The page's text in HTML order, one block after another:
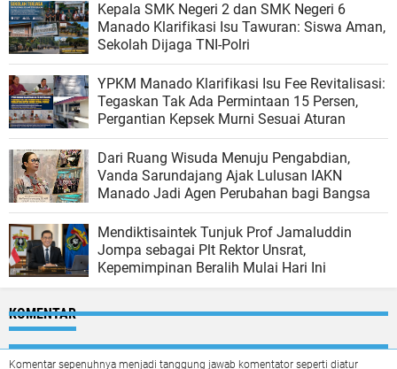
Kepala SMK Negeri 2 dan SMK Negeri 6
Manado Klarifikasi Isu Tawuran: Siswa Aman,
Sekolah Dijaga TNI-Polri
YPKM Manado Klarifikasi Isu Fee Revitalisasi:
Tegaskan Tak Ada Permintaan 15 Persen,
Pergantian Kepsek Murni Sesuai Aturan
Dari Ruang Wisuda Menuju Pengabdian,
Vanda Sarundajang Ajak Lulusan IAKN
Manado Jadi Agen Perubahan bagi Bangsa
Mendiktisaintek Tunjuk Prof Jamaluddin
Jompa sebagai Plt Rektor Unsrat,
Kepemimpinan Beralih Mulai Hari Ini
KOMENTAR
Komentar sepenuhnya menjadi tanggung jawab komentator seperti diatur